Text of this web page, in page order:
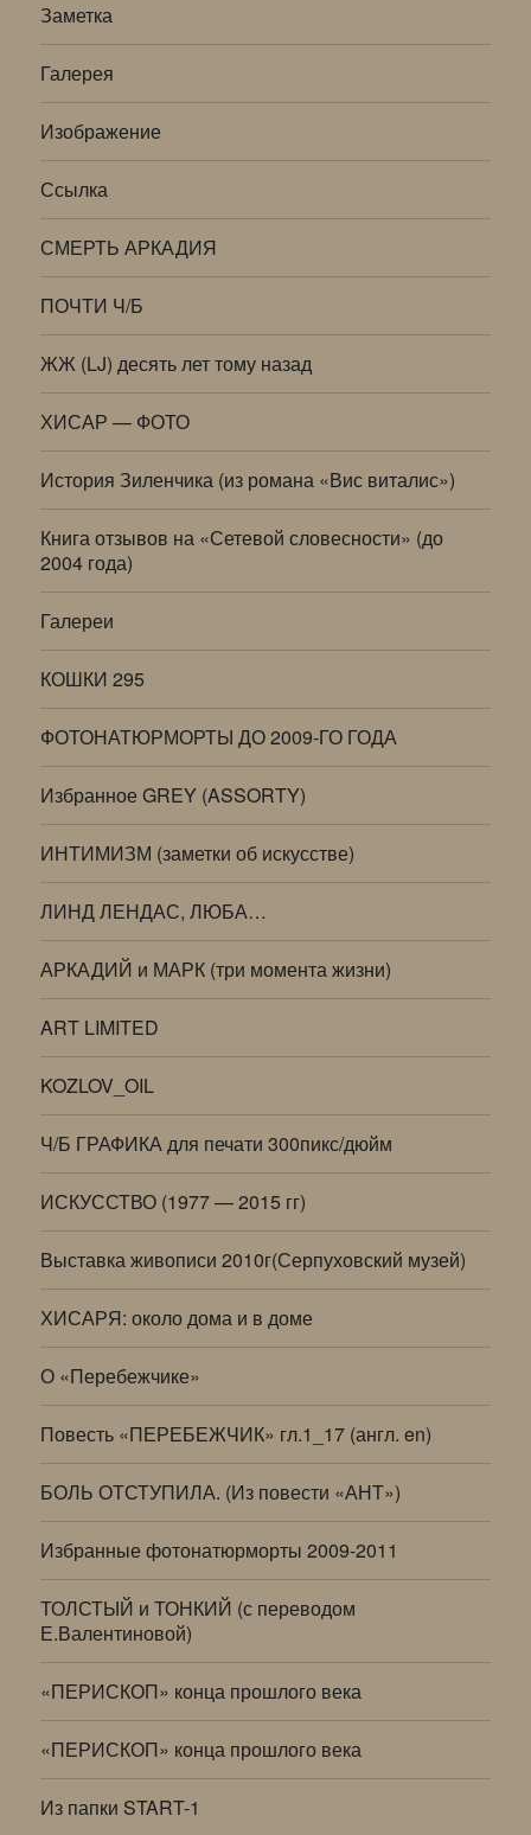
Заметка
Галерея
Изображение
Ссылка
СМЕРТЬ АРКАДИЯ
ПОЧТИ Ч/Б
ЖЖ (LJ) десять лет тому назад
ХИСАР — ФОТО
История Зиленчика (из романа «Вис виталис»)
Книга отзывов на «Сетевой словесности» (до
2004 года)
Галереи
КОШКИ 295
ФОТОНАТЮРМОРТЫ ДО 2009-ГО ГОДА
Избранное GREY (ASSORTY)
ИНТИМИЗМ (заметки об искусстве)
ЛИНД ЛЕНДАС, ЛЮБА…
АРКАДИЙ и МАРК (три момента жизни)
ART LIMITED
KOZLOV_OIL
Ч/Б ГРАФИКА для печати 300пикс/дюйм
ИСКУССТВО (1977 — 2015 гг)
Выставка живописи 2010г(Серпуховский музей)
ХИСАРЯ: около дома и в доме
О «Перебежчике»
Повесть «ПЕРЕБЕЖЧИК» гл.1_17 (англ. en)
БОЛЬ ОТСТУПИЛА. (Из повести «АНТ»)
Избранные фотонатюрморты 2009-2011
ТОЛСТЫЙ и ТОНКИЙ (с переводом
Е.Валентиновой)
«ПЕРИСКОП» конца прошлого века
«ПЕРИСКОП» конца прошлого века
Из папки START-1